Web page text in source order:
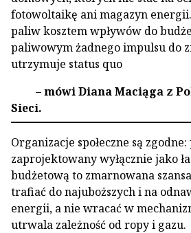
fotowoltaikę ani magazyn
paliw kosztem wpływów do
paliwowym żadnego impulsu do
utrzymuje status quo
– mówi Diana Maciąga z
Sieci.
Organizacje społeczne są
zaprojektowany wyłącznie jako
budżetową to zmarnowana
trafiać do najuboższych i na
energii, a nie wracać w
utrwala zależność od ropy i gazu.